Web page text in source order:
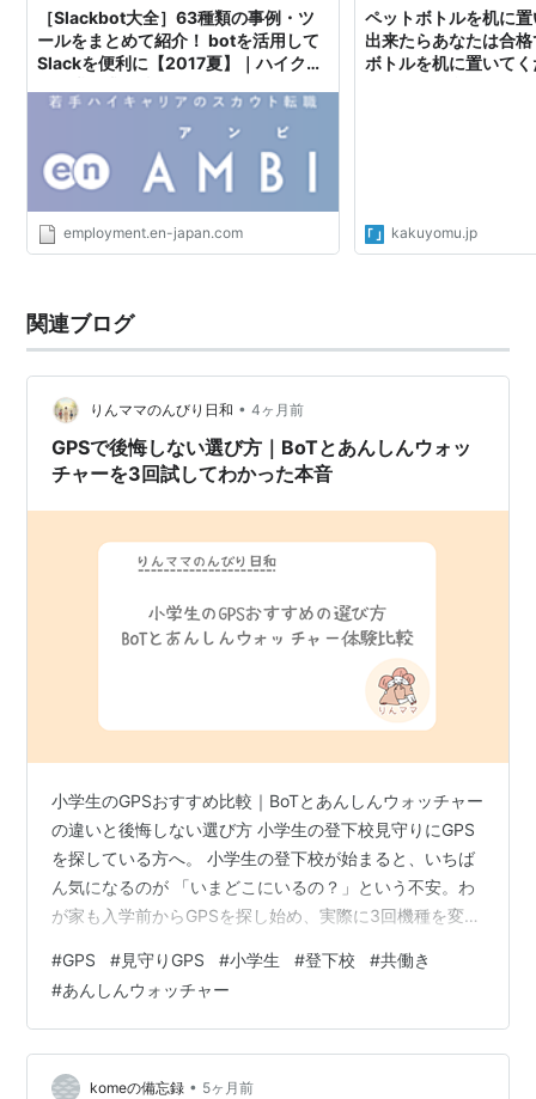
［Slackbot大全］63種類の事例・ツ
ールをまとめて紹介！ botを活用して
Slackを便利に【2017夏】｜ハイクラ
ビ）
employment.en-japan.com
ペットボトルを机に
出来たらあなたは合
ボトルを机に置いて
kakuyomu.jp
関連ブログ
りんママのんびり日和 • 4ヶ月前
GPSで後悔しない選び方｜BoTとあんしんウォッ
チャーを3回試してわかった本音
小学生のGPSおすすめ比較｜BoTとあんしんウォッチャー
の違いと後悔しない選び方 小学生の登下校見守りにGPS
を探している方へ。 小学生の登下校が始まると、いちば
ん気になるのが 「いまどこにいるの？」という不安。わ
が家も入学前からGPSを探し始め、実際に3回機種を変え
ほど決められなくなる。GPS選びって、思っている以上
にむずかしいんですよね。 結論｜うちがたどり着いた
GPSの答えはこれです 最終的に落ち着いたのは、あんし
んウォッチャーでした。理由はとてもシンプルで、 「学
校生活の動き」と「親の見守りたいポイント」がいちば
#GPS #見守りGPS #小学生 #登下校 #共働き
#あんしんウォッチャー
komeの備忘録 • 5ヶ月前